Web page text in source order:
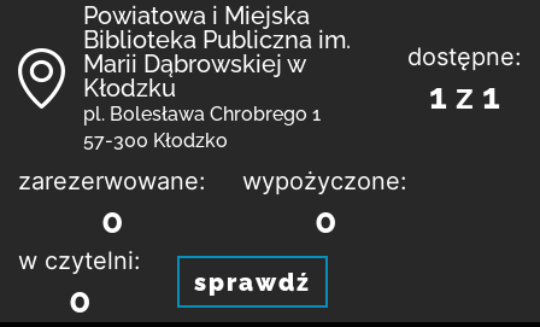
Powiatowa i Miejska
Biblioteka Publiczna im.
Marii Dąbrowskiej w
Kłodzku
pl. Bolesława Chrobrego 1
57-300 Kłodzko
dostępne:
1 z 1
zarezerwowane:
0
wypożyczone:
0
w czytelni:
0 sprawdź